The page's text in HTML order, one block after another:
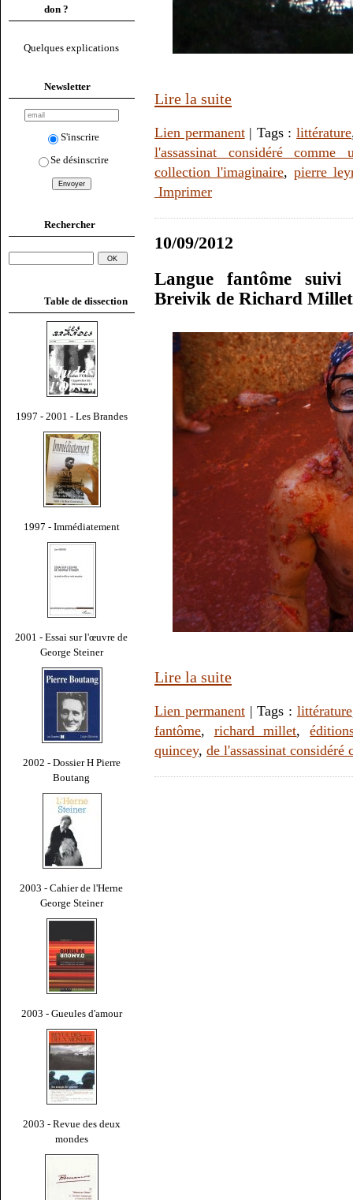
don ?
Quelques explications
Newsletter
S'inscrire
Se désinscrire
Rechercher
Table de dissection
1997 - 2001 - Les Brandes
1997 - Immédiatement
2001 - Essai sur l'œuvre de
George Steiner
2002 - Dossier H Pierre
Boutang
2003 - Cahier de l'Herne
George Steiner
2003 - Gueules d'amour
2003 - Revue des deux
mondes
Lire la suite
Lien permanent| Tags :littérature
l'assassinat considéré comme
collection l'imaginaire,pierre
Imprimer
10/09/2012
Langue fantôme
Breivik de Richard Millet
Lire la suite
Lien permanent| Tags : littérature
fantôme, richard millet,
quincey, de l'assassinat considéré